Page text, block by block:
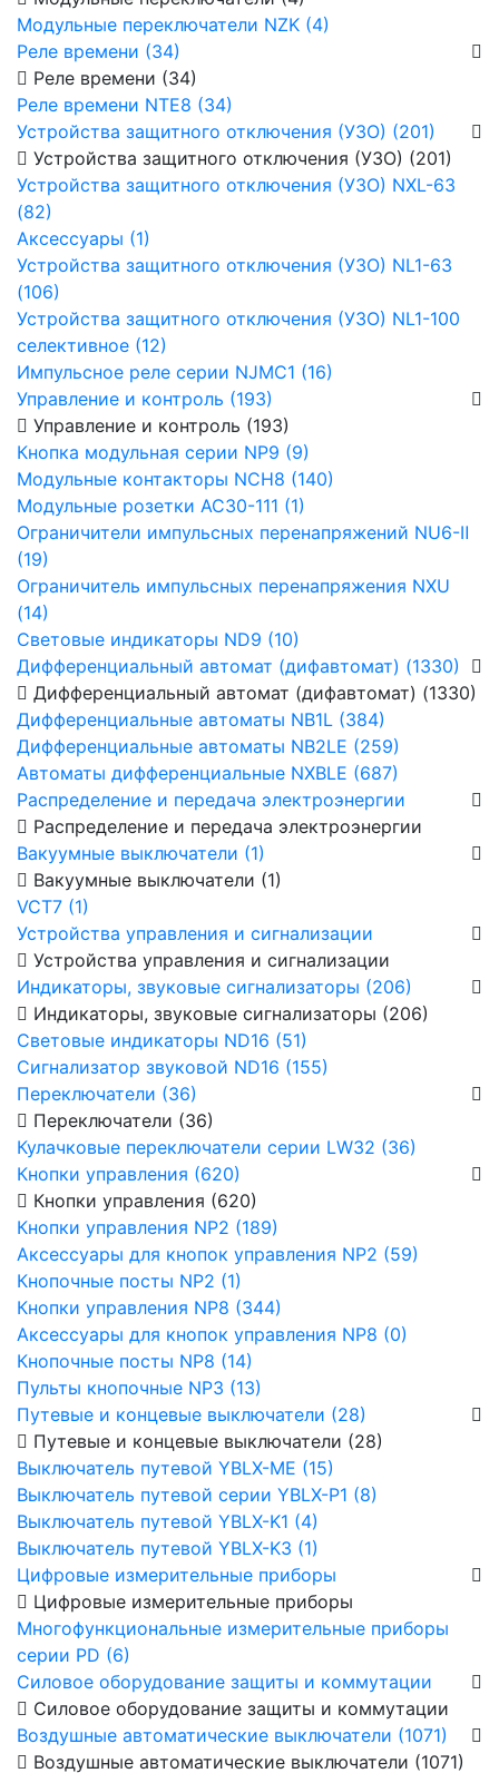
Модульные переключатели NZK (4)
Реле времени (34)
Реле времени (34)
Реле времени NTE8 (34)
Устройства защитного отключения (УЗО) (201)
Устройства защитного отключения (УЗО) (201)
Устройства защитного отключения (УЗО) NXL-63
(82)
Аксессуары (1)
Устройства защитного отключения (УЗО) NL1-63
(106)
Устройства защитного отключения (УЗО) NL1-100
селективное (12)
Импульсное реле серии NJMC1 (16)
Управление и контроль (193)
Управление и контроль (193)
Кнопка модульная серии NP9 (9)
Модульные контакторы NCH8 (140)
Модульные розетки AC30-111 (1)
Ограничители импульсных перенапряжений NU6-Ⅱ
(19)
Ограничитель импульсных перенапряжения NXU
(14)
Световые индикаторы ND9 (10)
Дифференциальный автомат (дифавтомат) (1330)
Дифференциальный автомат (дифавтомат) (1330)
Дифференциальные автоматы NB1L (384)
Дифференциальные автоматы NB2LE (259)
Автоматы дифференциальные NXBLE (687)
Распределение и передача электроэнергии
Распределение и передача электроэнергии
Вакуумные выключатели (1)
Вакуумные выключатели (1)
VCT7 (1)
Устройства управления и сигнализации
Устройства управления и сигнализации
Индикаторы, звуковые сигнализаторы (206)
Индикаторы, звуковые сигнализаторы (206)
Световые индикаторы ND16 (51)
Сигнализатор звуковой ND16 (155)
Переключатели (36)
Переключатели (36)
Кулачковые переключатели серии LW32 (36)
Кнопки управления (620)
Кнопки управления (620)
Кнопки управления NP2 (189)
Аксессуары для кнопок управления NP2 (59)
Кнопочные посты NP2 (1)
Кнопки управления NP8 (344)
Аксессуары для кнопок управления NP8 (0)
Кнопочные посты NP8 (14)
Пульты кнопочные NP3 (13)
Путевые и концевые выключатели (28)
Путевые и концевые выключатели (28)
Выключатель путевой YBLX-ME (15)
Выключатель путевой серии YBLX-P1 (8)
Выключатель путевой YBLX-K1 (4)
Выключатель путевой YBLX-K3 (1)
Цифровые измерительные приборы
Цифровые измерительные приборы
Многофункциональные измерительные приборы
серии PD (6)
Силовое оборудование защиты и коммутации
Силовое оборудование защиты и коммутации
Воздушные автоматические выключатели (1071)
Воздушные автоматические выключатели (1071)